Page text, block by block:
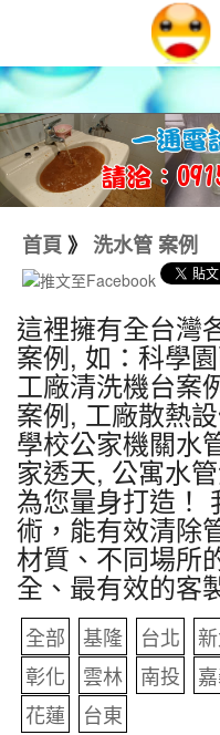
首頁 》 洗水管 案例
這裡擁有全台灣
案例, 如：科學
工廠清洗機台案
案例, 工廠散熱
學校公家機關水
家透天, 公寓水
為您量身打造！
術，能有效清除
材質、不同場所
全、最有效的客
全部 基隆 台北
彰化
雲林 南投
花蓮
台東